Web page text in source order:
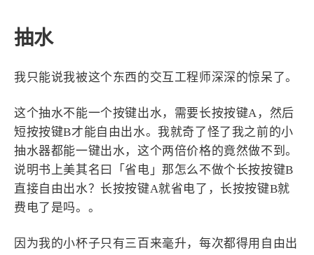
抽水
我只能说我被这个东西的交互工程师深深的惊呆了。
这个抽水不能一个按键出水，需要长按按键A，然后
短按按键B才能自由出水。我就奇了怪了我之前的小
抽水器都能一键出水，这个两倍价格的竟然做不到。
说明书上美其名曰「省电」那怎么不做个长按按键B
直接自由出水？长按按键A就省电了，长按按键B就
费电了是吗。。
因为我的小杯子只有三百来毫升，每次都得用自由出